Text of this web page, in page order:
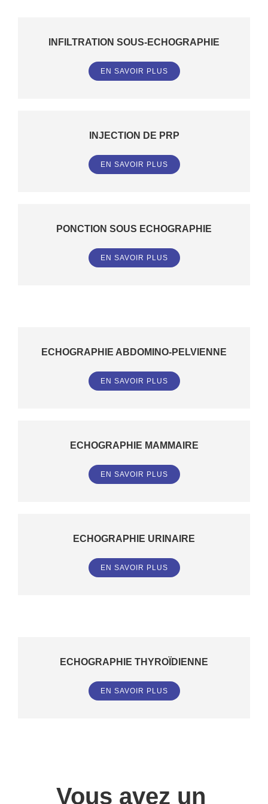
INFILTRATION SOUS-ECHOGRAPHIE
EN SAVOIR PLUS
INJECTION DE PRP
EN SAVOIR PLUS
PONCTION SOUS ECHOGRAPHIE
EN SAVOIR PLUS
ECHOGRAPHIE ABDOMINO-PELVIENNE
EN SAVOIR PLUS
ECHOGRAPHIE MAMMAIRE
EN SAVOIR PLUS
ECHOGRAPHIE URINAIRE
EN SAVOIR PLUS
ECHOGRAPHIE THYROÏDIENNE
EN SAVOIR PLUS
Vous avez un